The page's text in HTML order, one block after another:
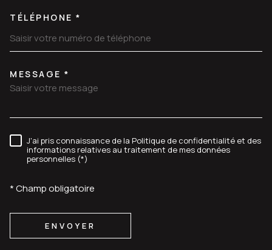
TÉLÉPHONE *
TRAD_MELTEM_VOREDEMANDE
MESSAGE *
RÈGLEMENTATION
J'ai pris connaissance de la Politique de confidentialité et des
informations relatives au traitement de mes données
personnelles (*)
* Champ obligatoire
ENVOYER